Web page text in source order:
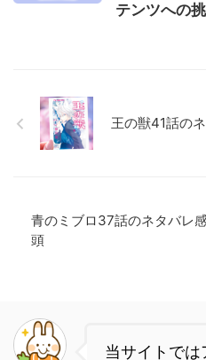
テンツへの
王の獣41話の
青のミブロ37話のネタバレ
頭
当サイトでは